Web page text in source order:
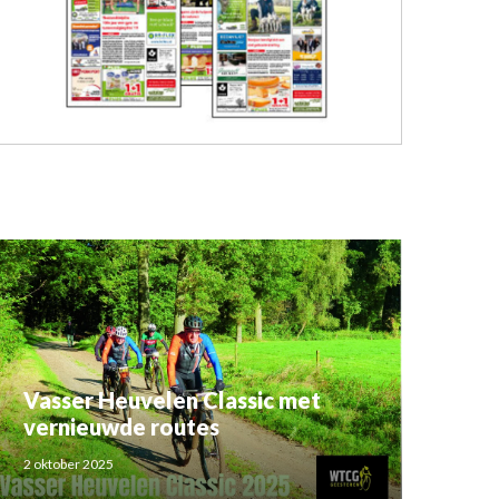
Vasser Heuvelen Classic met
vernieuwde routes
2 oktober 2025